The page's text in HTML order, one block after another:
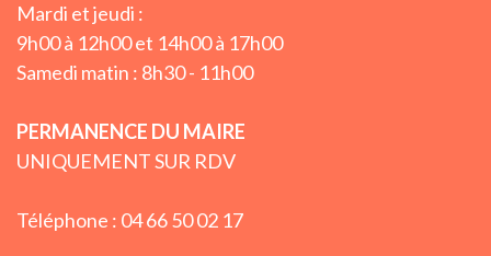
Mardi et jeudi :
9h00 à 12h00 et 14h00 à 17h00
Samedi matin : 8h30 - 11h00
PERMANENCE DU MAIRE
UNIQUEMENT SUR RDV
Téléphone : 04 66 50 02 17